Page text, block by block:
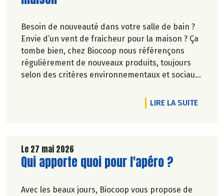
Besoin de nouveauté dans votre salle de bain ?
Envie d’un vent de fraicheur pour la maison ? Ça
tombe bien, chez Biocoop nous référençons
régulièrement de nouveaux produits, toujours
selon des critères environnementaux et sociaux
Une nouvelle marque rejoint nos rayons et vous
allez l'adorer ! Faites de la place pour Bénécos !
LIRE LA SUITEDE
Le 27 mai 2026
Lire la suite de l'article
Qui apporte quoi pour l'apéro ?
Avec les beaux jours, Biocoop vous propose de